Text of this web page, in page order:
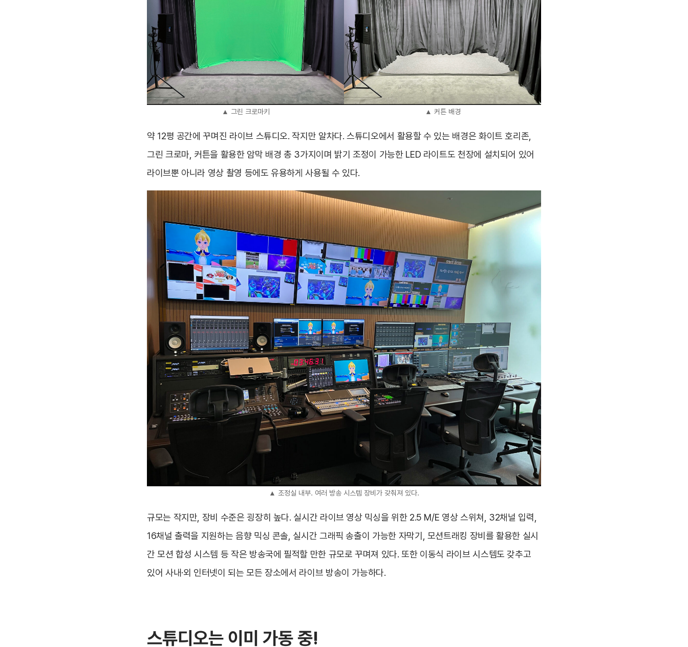
▲ 그린 크로마키 ▲ 커튼 배경
약 12평 공간에 꾸며진 라이브 스튜디오. 작지만 알차다. 스튜디오에서 활용할 수 있는 배경은 화이트 호리존,
그린 크로마, 커튼을 활용한 암막 배경 총 3가지이며 밝기 조정이 가능한 LED 라이트도 천장에 설치되어 있어
라이브뿐 아니라 영상 촬영 등에도 유용하게 사용될 수 있다.
▲ 조정실 내부. 여러 방송 시스템 장비가 갖춰져 있다.
규모는 작지만, 장비 수준은 굉장히 높다. 실시간 라이브 영상 믹싱을 위한 2.5 M/E 영상 스위쳐, 32채널 입력,
16채널 출력을 지원하는 음향 믹싱 콘솔, 실시간 그래픽 송출이 가능한 자막기, 모션트래킹 장비를 활용한 실시
간 모션 합성 시스템 등 작은 방송국에 필적할 만한 규모로 꾸며져 있다. 또한 이동식 라이브 시스템도 갖추고
있어 사내·외 인터넷이 되는 모든 장소에서 라이브 방송이 가능하다.
스튜디오는 이미 가동 중!